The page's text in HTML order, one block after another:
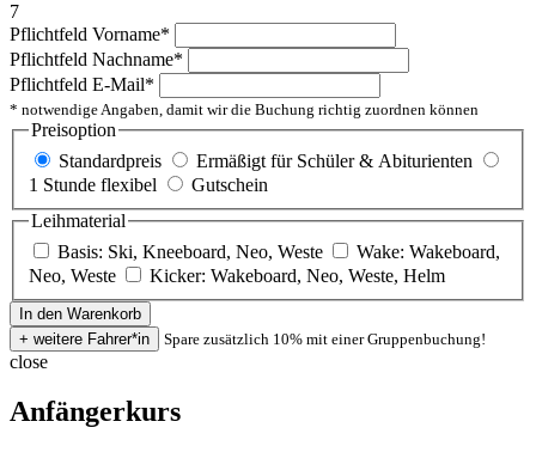
7
Pflichtfeld Vorname*
Pflichtfeld Nachname*
Pflichtfeld E-Mail*
* notwendige Angaben, damit wir die Buchung richtig zuordnen können
Preisoption
Standardpreis
Ermäßigt für Schüler & Abiturienten
1 Stunde flexibel
Gutschein
Leihmaterial
Basis: Ski, Kneeboard, Neo, Weste
Wake: Wakeboard,
Neo, Weste
Kicker: Wakeboard, Neo, Weste, Helm
Spare zusätzlich 10% mit einer Gruppenbuchung!
close
Anfängerkurs